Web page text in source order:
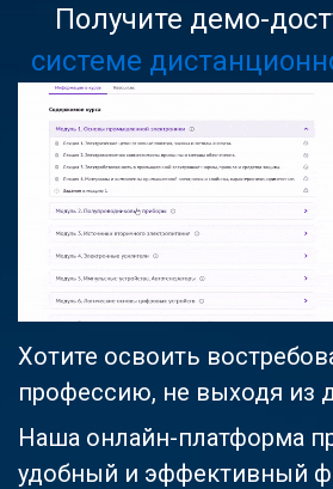
Получите демо-
системе
Хотите освоить
профессию, не выходя из
Наша онлайн-платформа
удобный и эффективный